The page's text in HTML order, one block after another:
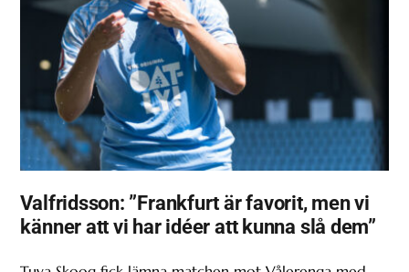
Valfridsson: ”Frankfurt är favorit, men vi
känner att vi har idéer att kunna slå dem”